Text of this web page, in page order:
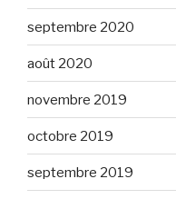
septembre 2020
août 2020
novembre 2019
octobre 2019
septembre 2019